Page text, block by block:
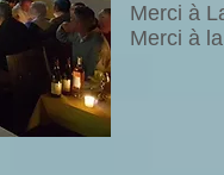
Merci à
Merci à